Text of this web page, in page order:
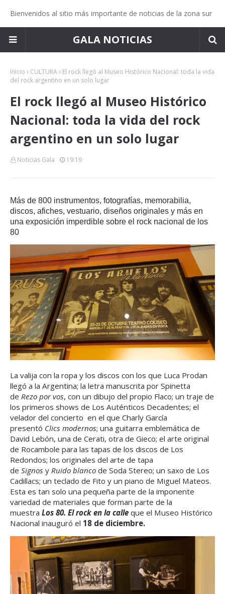
Bienvenidos al sitio más importante de noticias de la zona sur
GALA NOTICIAS
Inicio CULTURA
El rock llegó al Museo Histórico Nacional: toda la vida
del rock argentino en un solo lugar
El rock llegó al Museo Histórico
Nacional: toda la vida del rock
argentino en un solo lugar
Noticias Gala 19:19
Más de 800 instrumentos, fotografías, memorabilia,
discos, afiches, vestuario, diseños originales y más en
una exposición imperdible sobre el rock nacional de los
80
La valija con la ropa y los discos con los que Luca Prodan
llegó a la Argentina; la letra manuscrita por Spinetta
de Rezo por vos, con un dibujo del propio Flaco; un traje de
los primeros shows de Los Auténticos Decadentes; el
velador del concierto en el que Charly García
presentó Clics modernos; una guitarra emblemática de
David Lebón, una de Cerati, otra de Gieco; el arte original
de Rocambole para las tapas de los discos de Los
Redondos; los originales del arte de tapa
de Signos y Ruido blanco de Soda Stereo; un saxo de Los
Cadillacs; un teclado de Fito y un piano de Miguel Mateos.
Esta es tan solo una pequeña parte de la imponente
variedad de materiales que forman parte de la
muestra Los 80. El rock en la calle que el Museo Histórico
Nacional inauguró el 18 de diciembre.